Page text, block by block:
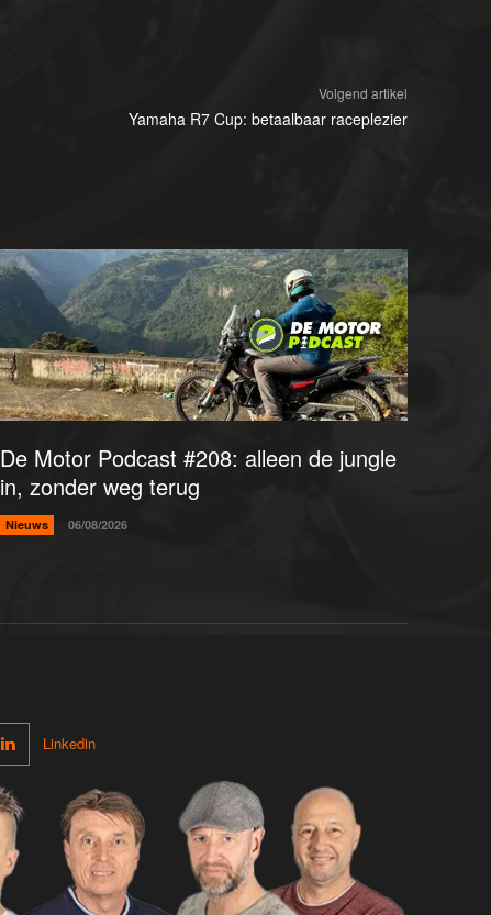
Volgend artikel
Yamaha R7 Cup: betaalbaar raceplezier
De Motor Podcast #208: alleen de jungle
in, zonder weg terug
Nieuws 06/08/2026
Linkedin